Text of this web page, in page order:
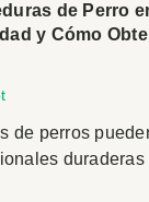
de Perro
y Cómo
de perros
duraderas